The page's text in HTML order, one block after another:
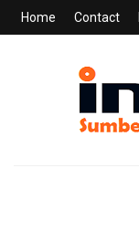
Home Contact